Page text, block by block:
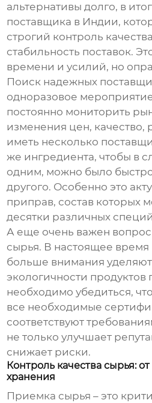
альтернативы долго, в
поставщика в Индии,
строгий контроль
стабильность поставок.
времени и усилий, но
Поиск надежных
одноразовое
постоянно мониторить
изменения цен,
иметь несколько
же ингредиента, чтобы в
одним, можно было
другого. Особенно это
приправ, состав которых
десятки различных
А еще очень важен
сырья. В настоящее время
больше внимания
экологичности продуктов
необходимо убедиться,
все необходимые
соответствуют
не только улучшает
снижает риски.
Контроль качества сырья:
хранения
Приемка сырья – это